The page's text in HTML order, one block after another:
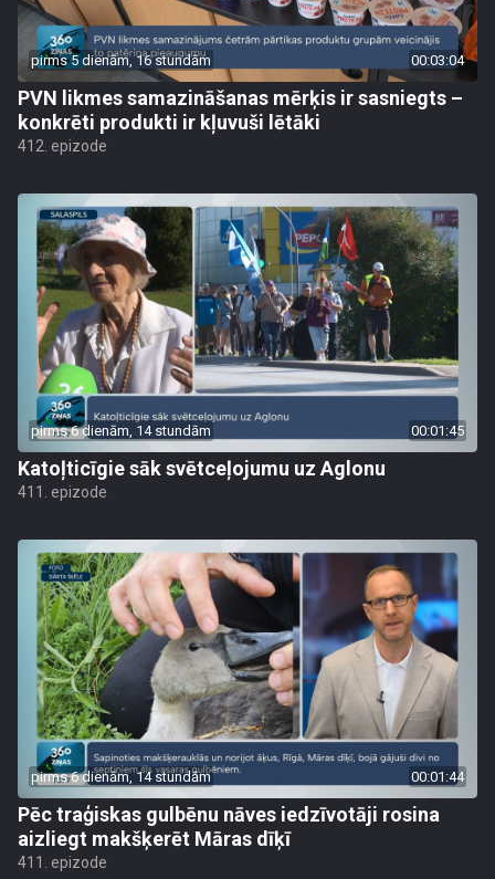
pirms 5 dienām, 16 stundām 00:03:04
PVN likmes samazināšanas mērķis ir sasniegts –
konkrēti produkti ir kļuvuši lētāki
412. epizode
pirms 6 dienām, 14 stundām 00:01:45
Katoļticīgie sāk svētceļojumu uz Aglonu
411. epizode
pirms 6 dienām, 14 stundām 00:01:44
Pēc traģiskas gulbēnu nāves iedzīvotāji rosina
aizliegt makšķerēt Māras dīķī
411. epizode